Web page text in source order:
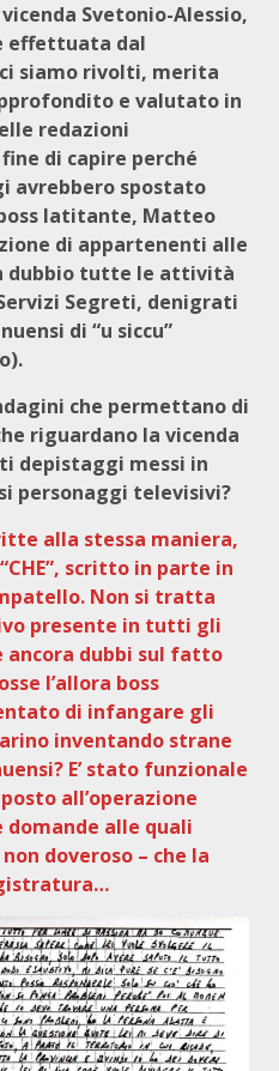
Svetonio-Alessio,
effettuata dal
siamo rivolti, merita
e valutato in
redazioni
di capire perché
avrebbero spostato
latitante, Matteo
di appartenenti alle
dubbio tutte le attività
Segreti, denigrati
di “u siccu”
che permettano di
riguardano la vicenda
depistaggi messi in
personaggi televisivi?
alla stessa maniera,
scritto in parte in
Non si tratta
presente in tutti gli
ancora dubbi sul fatto
l’allora boss
di infangare gli
inventando strane
E’ stato funzionale
all’operazione
domande alle quali
doveroso – che la